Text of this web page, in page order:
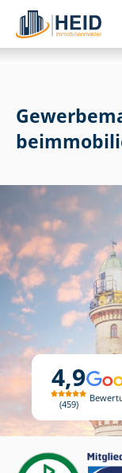
4,9
459